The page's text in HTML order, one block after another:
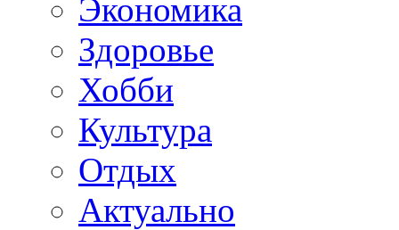
Экономика
Здоровье
Хобби
Культура
Отдых
Актуально